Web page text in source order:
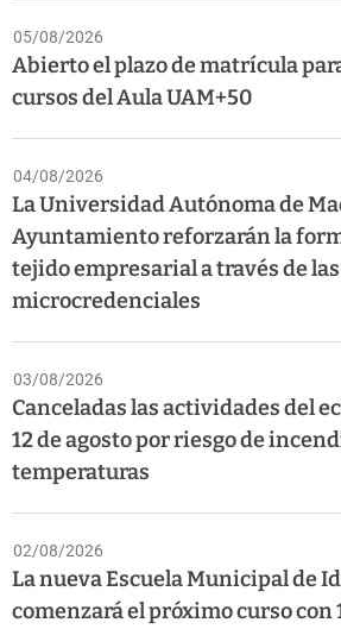
05/08/2026
Abierto el plazo de matrícula
cursos del Aula UAM+50
04/08/2026
La Universidad Autónoma de
Ayuntamiento reforzarán la
tejido empresarial a través de las
microcredenciales
03/08/2026
Canceladas las actividades del
12 de agosto por riesgo de
temperaturas
02/08/2026
La nueva Escuela Municipal de
comenzará el próximo curso con